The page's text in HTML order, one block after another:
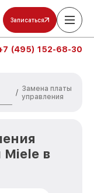
Записаться
(495) 152-68-30
/ Замена платы
управления
в